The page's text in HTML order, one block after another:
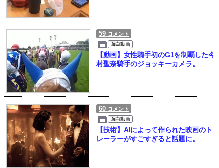
59 コメント
面白動画
【動画】女性騎手初のG1を制覇した今
村聖奈騎手のジョッキーカメラ。
60 コメント
面白動画
【技術】AIによって作られた映画のト
レーラーがすごすぎると話題に。